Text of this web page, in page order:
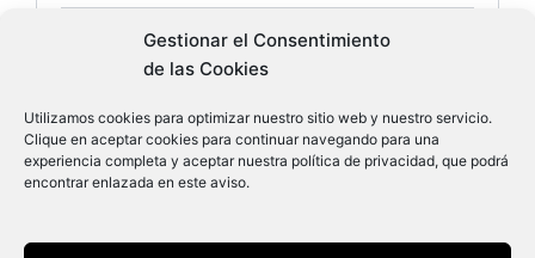
Gestionar el Consentimiento
de las Cookies
Utilizamos cookies para optimizar nuestro sitio web y nuestro servicio.
Clique en aceptar cookies para continuar navegando para una
experiencia completa y aceptar nuestra política de privacidad, que podrá
encontrar enlazada en este aviso.
48,00